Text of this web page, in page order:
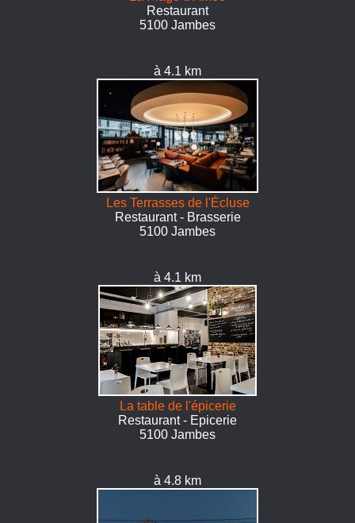
Restaurant
5100 Jambes
à 4.1 km
Les Terrasses de l'Écluse
Restaurant - Brasserie
5100 Jambes
à 4.1 km
La table de l'épicerie
Restaurant - Epicerie
5100 Jambes
à 4.8 km